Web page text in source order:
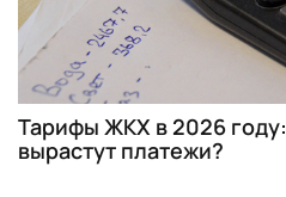
Тарифы ЖКХ в 2026 году:
вырастут платежи?